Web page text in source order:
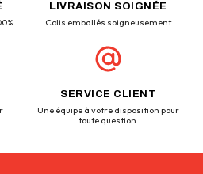
LIVRAISON SOIGNÉE
Colis emballés soigneusement
SERVICE CLIENT
Une équipe à votre disposition pour
toute question.